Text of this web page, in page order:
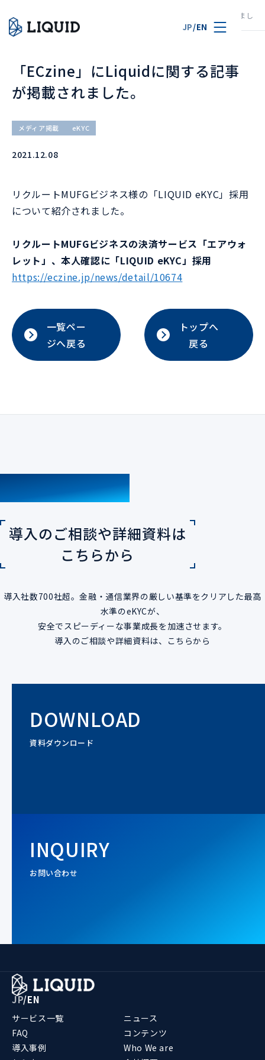
JP/EN
TOP 「ECzine」にLiquidに関する記事が掲載されました
「ECzine」にLiquidに関する記事
が掲載されました。
メディア掲載 eKYC
2021.12.08
リクルートMUFGビジネス様の「LIQUID eKYC」採用
について紹介されました。
リクルートMUFGビジネスの決済サービス「エアウォ
レット」、本人確認に「LIQUID eKYC」採用
https://eczine.jp/news/detail/10674
一覧ペー
ジへ戻る
トップへ
戻る
CONTACT
導入のご相談や詳細資料は
こちらから
導入社数700社超。金融・通信業界の厳しい基準をクリアした最高
水準のeKYCが、
安全でスピーディーな事業成長を加速させます。
導入のご相談や詳細資料は、こちらから
DOWNLOAD
資料ダウンロード
INQUIRY
お問い合わせ
JP/EN
サービス一覧
FAQ
導入事例
ニュース
コンテンツ
Who We are